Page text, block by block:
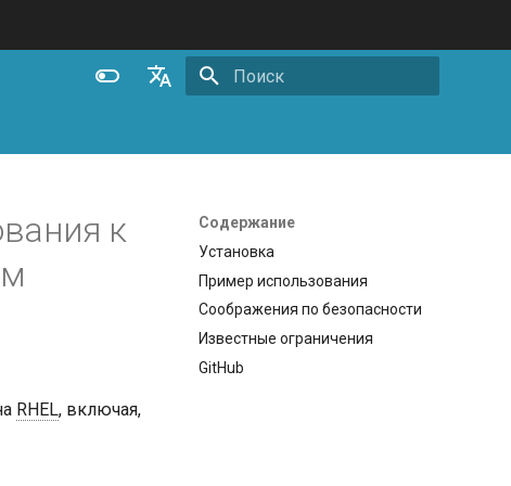
Deutsch
Содержание
Установка
Пример использования
Соображения по безопасности
Известные ограничения
GitHub
к
RHEL, включая,